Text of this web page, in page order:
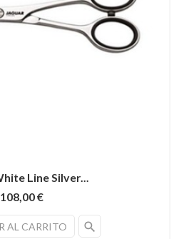
Line Silver...
108,00 €
AL CARRITO search